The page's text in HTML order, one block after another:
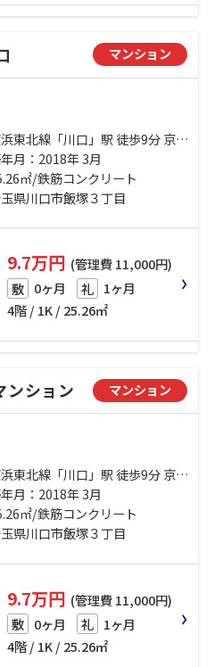
マンション
東北線「川口」駅 徒歩9分 京浜
線「西川口」駅 徒歩22分 埼玉
鉄道「川口元郷」駅 徒歩26分
月：2018年 3月
㎡/鉄筋コンクリート
県川口市飯塚３丁目
9.7万円 (管理費 11,000円)
敷 0ヶ月 礼 1ヶ月
4階 / 1K / 25.26㎡
ンション マンション
東北線「川口」駅 徒歩9分 京浜
線「西川口」駅 徒歩22分 埼玉
鉄道「川口元郷」駅 徒歩26分
月：2018年 3月
㎡/鉄筋コンクリート
県川口市飯塚３丁目
9.7万円 (管理費 11,000円)
敷 0ヶ月 礼 1ヶ月
4階 / 1K / 25.26㎡